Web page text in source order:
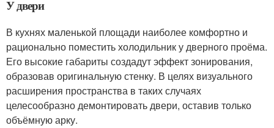
У двери
В кухнях маленькой площади наиболее комфортно и
рационально поместить холодильник у дверного проёма.
Его высокие габариты создадут эффект зонирования,
образовав оригинальную стенку. В целях визуального
расширения пространства в таких случаях
целесообразно демонтировать двери, оставив только
объёмную арку.